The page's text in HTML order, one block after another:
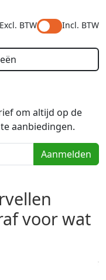
Excl. BTW
Incl. BTW
om altijd op de
aanbiedingen.
Aanmelden
voor wat